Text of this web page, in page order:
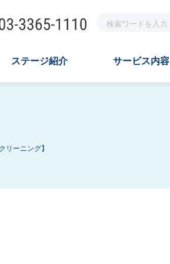
ステージ紹介 サービス内容
リーニング】